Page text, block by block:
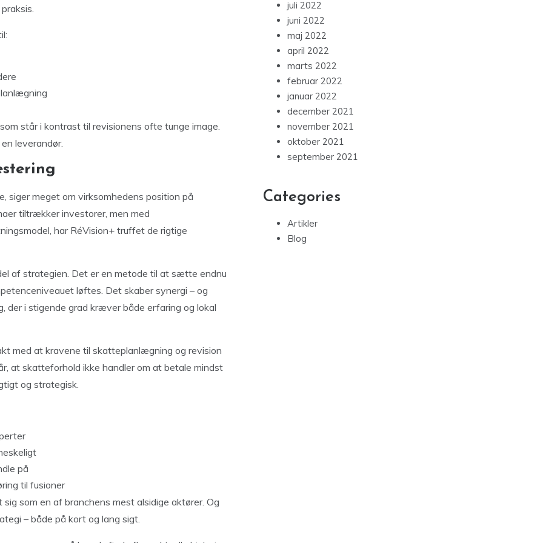
står i kontrast til revisionens ofte tunge image.
leverandør.
meget om virksomhedens position på
tiltrækker investorer, men med
har RéVision+ truffet de rigtige
af strategien. Det er en metode til at sætte endnu
løftes. Det skaber synergi – og
der i stigende grad kræver både erfaring og lokal
med at kravene til skatteplanlægning og revision
at skatteforhold ikke handler om at betale mindst
og strategisk.
på
til fusioner
som en af branchens mest alsidige aktører. Og
– både på kort og lang sigt.
juli 2022
juni 2022
maj 2022
april 2022
marts 2022
februar 2022
januar 2022
december 2021
november 2021
oktober 2021
september 2021
Categories
Artikler
Blog